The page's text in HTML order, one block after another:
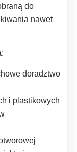
do
nawet
:
doradztwo
i plastikowych